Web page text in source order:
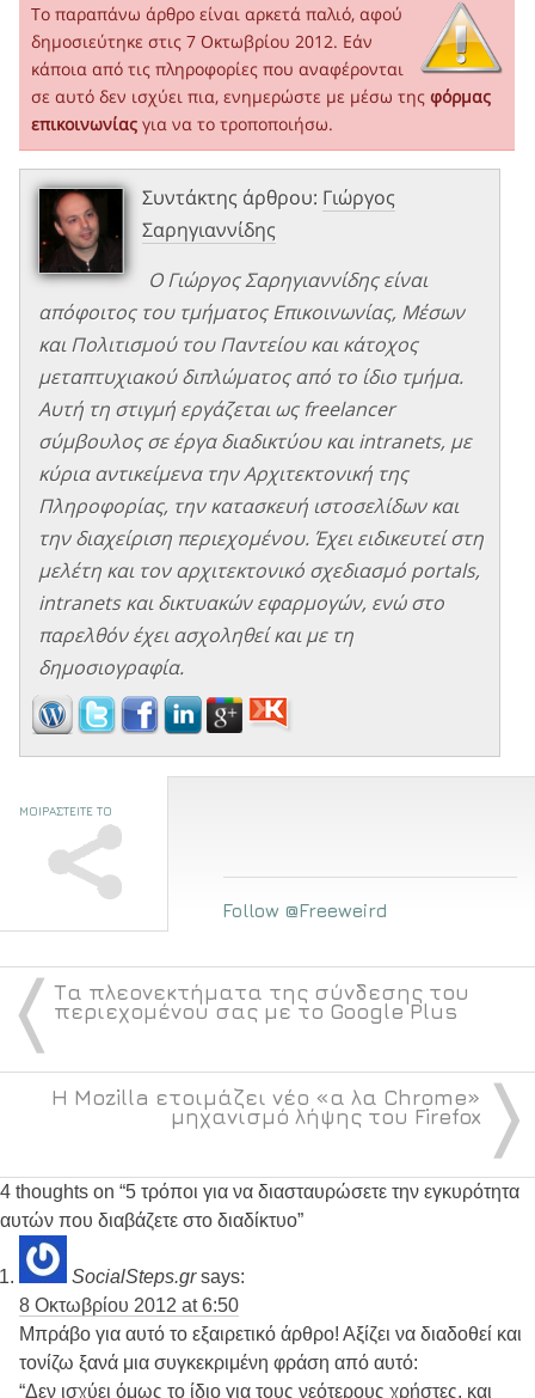
Το παραπάνω άρθρο είναι αρκετά παλιό, αφού
δημοσιεύτηκε στις 7 Οκτωβρίου 2012. Εάν
κάποια από τις πληροφορίες που αναφέρονται
σε αυτό δεν ισχύει πια, ενημερώστε με μέσω της φόρμας
επικοινωνίας για να το τροποποιήσω.
Συντάκτης άρθρου: Γιώργος
Σαρηγιαννίδης
Ο Γιώργος Σαρηγιαννίδης είναι
απόφοιτος του τμήματος Επικοινωνίας, Μέσων
και Πολιτισμού του Παντείου και κάτοχος
μεταπτυχιακού διπλώματος από το ίδιο τμήμα.
Αυτή τη στιγμή εργάζεται ως freelancer
σύμβουλος σε έργα διαδικτύου και intranets, με
κύρια αντικείμενα την Αρχιτεκτονική της
Πληροφορίας, την κατασκευή ιστοσελίδων και
την διαχείριση περιεχομένου. Έχει ειδικευτεί στη
μελέτη και τον αρχιτεκτονικό σχεδιασμό portals,
intranets και δικτυακών εφαρμογών, ενώ στο
παρελθόν έχει ασχοληθεί και με τη
δημοσιογραφία.
ΜΟΙΡΑΣΤΕΙΤΕ ΤΟ
Follow @Freeweird
〈 Τα πλεονεκτήματα της σύνδεσης του
περιεχομένου σας με το Google Plus
〉
Η Mozilla ετοιμάζει νέο «α λα Chrome»
μηχανισμό λήψης του Firefox
4 thoughts on “5 τρόποι για να διασταυρώσετε την εγκυρότητα
αυτών που διαβάζετε στο διαδίκτυο”
SocialSteps.gr says:
8 Οκτωβρίου 2012 at 6:50
Μπράβο για αυτό το εξαιρετικό άρθρο! Αξίζει να διαδοθεί και
τονίζω ξανά μια συγκεκριμένη φράση από αυτό:
“Δεν ισχύει όμως το ίδιο για τους νεότερους χρήστες, και